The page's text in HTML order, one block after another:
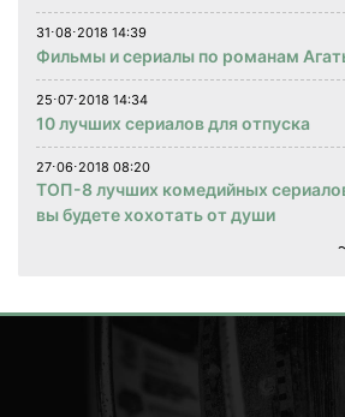
31⋅08⋅2018 14:39
Фильмы и сериалы по романам
25⋅07⋅2018 14:34
10 лучших сериалов для отпуска
27⋅06⋅2018 08:20
ТОП-8 лучших комедийных
вы будете хохотать от души